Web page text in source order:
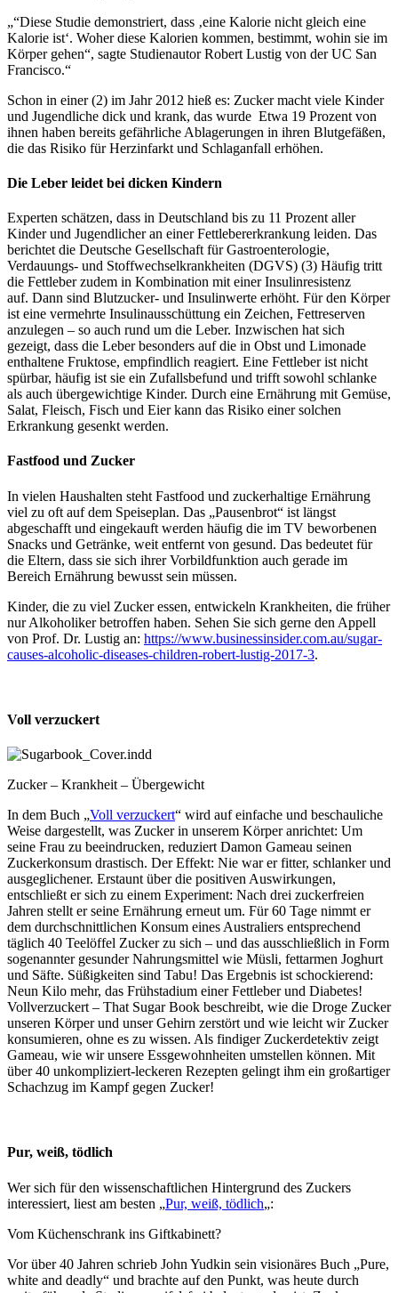
„“Diese Studie demonstriert, dass ‚eine Kalorie nicht gleich eine
Kalorie ist‘. Woher diese Kalorien kommen, bestimmt, wohin sie im
Körper gehen“, sagte Studienautor Robert Lustig von der UC San
Francisco.“
Schon in einer (2) im Jahr 2012 hieß es: Zucker macht viele Kinder
und Jugendliche dick und krank, das wurde Etwa 19 Prozent von
ihnen haben bereits gefährliche Ablagerungen in ihren Blutgefäßen,
die das Risiko für Herzinfarkt und Schlaganfall erhöhen.
Die Leber leidet bei dicken Kindern
Experten schätzen, dass in Deutschland bis zu 11 Prozent aller
Kinder und Jugendlicher an einer Fettlebererkrankung leiden. Das
berichtet die Deutsche Gesellschaft für Gastroenterologie,
Verdauungs- und Stoffwechselkrankheiten (DGVS) (3) Häufig tritt
die Fettleber zudem in Kombination mit einer Insulinresistenz
auf. Dann sind Blutzucker- und Insulinwerte erhöht. Für den Körper
ist eine vermehrte Insulinausschüttung ein Zeichen, Fettreserven
anzulegen – so auch rund um die Leber. In­zwischen hat sich
gezeigt, dass die Le­ber besonders auf die in Obst und Limonade
enthaltene Fruk­tose, empfindlich reagiert. Eine Fettleber ist nicht
spürbar, häufig ist sie ein Zufallsbefund und trifft sowohl schlanke
als auch übergewichtige Kinder. Durch eine Ernährung mit Gemüse,
Salat, Fleisch, Fisch und Eier kann das Risiko einer solchen
Erkrankung gesenkt werden.
Fastfood und Zucker
In vielen Haushalten steht Fastfood und zuckerhaltige Ernährung
viel zu oft auf dem Speiseplan. Das „Pausenbrot“ ist längst
abgeschafft und eingekauft werden häufig die im TV beworbenen
Snacks und Getränke, weit entfernt von gesund. Das bedeutet für
die Eltern, dass sie sich ihrer Vorbildfunktion auch gerade im
Bereich Ernährung bewusst sein müssen.
Kinder, die zu viel Zucker essen, entwickeln Krankheiten, die früher
nur Alkoholiker betroffen haben. Sehen Sie sich gerne den Appell
von Prof. Dr. Lustig an: https://www.businessinsider.com.au/sugar-
causes-alcoholic-diseases-children-robert-lustig-2017-3.
Voll verzuckert
Zucker – Krankheit – Übergewicht
In dem Buch „Voll verzuckert“ wird auf einfache und beschauliche
Weise dargestellt, was Zucker in unserem Körper anrichtet: Um
seine Frau zu beeindrucken, reduziert Damon Gameau seinen
Zuckerkonsum drastisch. Der Effekt: Nie war er fitter, schlanker und
ausgeglichener. Erstaunt über die positiven Auswirkungen,
entschließt er sich zu einem Experiment: Nach drei zuckerfreien
Jahren stellt er seine Ernährung erneut um. Für 60 Tage nimmt er
dem durchschnittlichen Konsum eines Australiers entsprechend
täglich 40 Teelöffel Zucker zu sich – und das ausschließlich in Form
sogenannter gesunder Nahrungsmittel wie Müsli, fettarmen Joghurt
und Säfte. Süßigkeiten sind Tabu! Das Ergebnis ist schockierend:
Neun Kilo mehr, das Frühstadium einer Fettleber und Diabetes!
Vollverzuckert – That Sugar Book beschreibt, wie die Droge Zucker
unseren Körper und unser Gehirn zerstört und wie leicht wir Zucker
konsumieren, ohne es zu wissen. Als findiger Zuckerdetektiv zeigt
Gameau, wie wir unsere Essgewohnheiten umstellen können. Mit
über 40 unkompliziert-leckeren Rezepten gelingt ihm ein großartiger
Schachzug im Kampf gegen Zucker!
Pur, weiß, tödlich
Wer sich für den wissenschaftlichen Hintergrund des Zuckers
interessiert, liest am besten „Pur, weiß, tödlich„:
Vom Küchenschrank ins Giftkabinett?
Vor über 40 Jahren schrieb John Yudkin sein visionäres Buch „Pure,
white and deadly“ und brachte auf den Punkt, was heute durch